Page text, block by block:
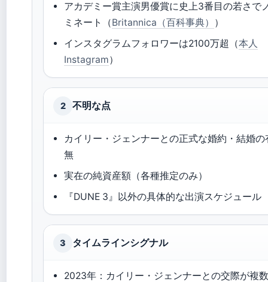
アカデミー賞主演男優賞に史上3番目の若さで
ミネート（Britannica（百科事典） ）
インスタグラムフォロワーは2100万超（本人
Instagram）
2 不明な点
カイリー・ジェンナーとの正式な婚約・結婚の
無
実在の純資産額（各種推定のみ）
『DUNE 3』以外の具体的な出演スケジュール
3 タイムラインシグナル
2023年：カイリー・ジェンナーとの交際が複